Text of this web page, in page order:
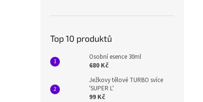
Top 10 produktů
Osobní esence 30ml
680 Kč
Ježkovy tělové TURBO svíce
'SUPER L'
99 Kč